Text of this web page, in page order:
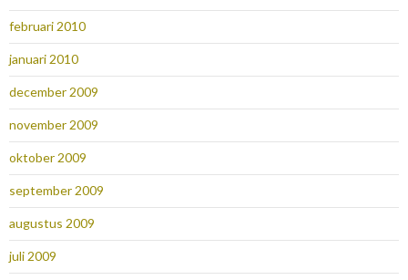
februari 2010
januari 2010
december 2009
november 2009
oktober 2009
september 2009
augustus 2009
juli 2009